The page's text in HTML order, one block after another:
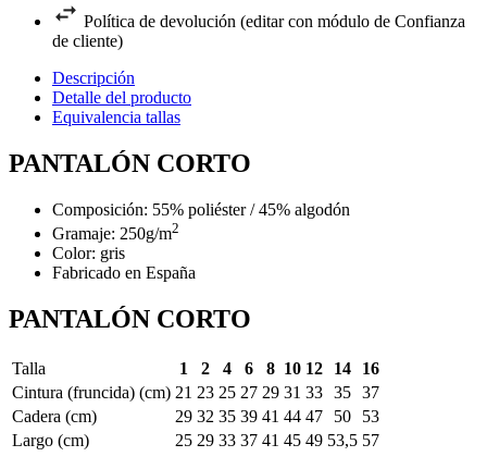
Política de devolución (editar con módulo de Confianza
de cliente)
Descripción
Detalle del producto
Equivalencia tallas
PANTALÓN CORTO
Composición: 55% poliéster / 45% algodón
Gramaje: 250g/m2
Color: gris
Fabricado en España
PANTALÓN CORTO
Talla 1 2 4 6 8 10 12 14
16
Cintura (fruncida) (cm) 21 23 25 27 29 31 33 35 37
Cadera (cm)
29 32 35 39 41 44 47 50
53
Largo (cm)
25 29 33 37 41 45 49 53,5 57